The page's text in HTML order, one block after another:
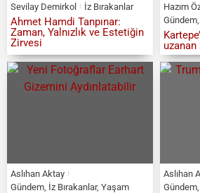
Sevilay Demirkol İz Bırakanlar
Ahmet Hamdi Tanpınar:
Zaman, Yalnızlık ve Estetiğin
Zirvesi
Hazım
Gündem,
Aslıhan Aktay
Gündem İz Bırakanlar, Yaşam
Aslıhan
Gündem,